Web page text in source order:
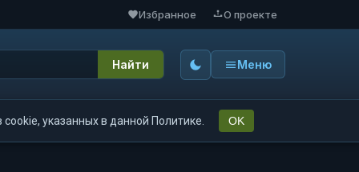
Избранное О проекте
Найти Меню
указанных в данной Политике. OK